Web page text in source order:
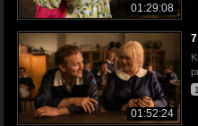
01:29:08
01:52:24